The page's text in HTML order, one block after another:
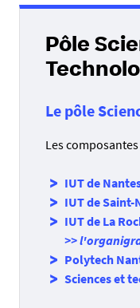
Pôle
Le pôle
Les composantes
IUT de
IUT de Saint-
IUT de La
>>
Polytech
Sciences et